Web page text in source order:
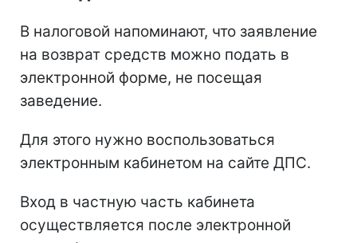
В налоговой напоминают, что заявление
на возврат средств можно подать в
электронной форме, не посещая
заведение.
Для этого нужно воспользоваться
электронным кабинетом на сайте ДПС.
Вход в частную часть кабинета
осуществляется после электронной